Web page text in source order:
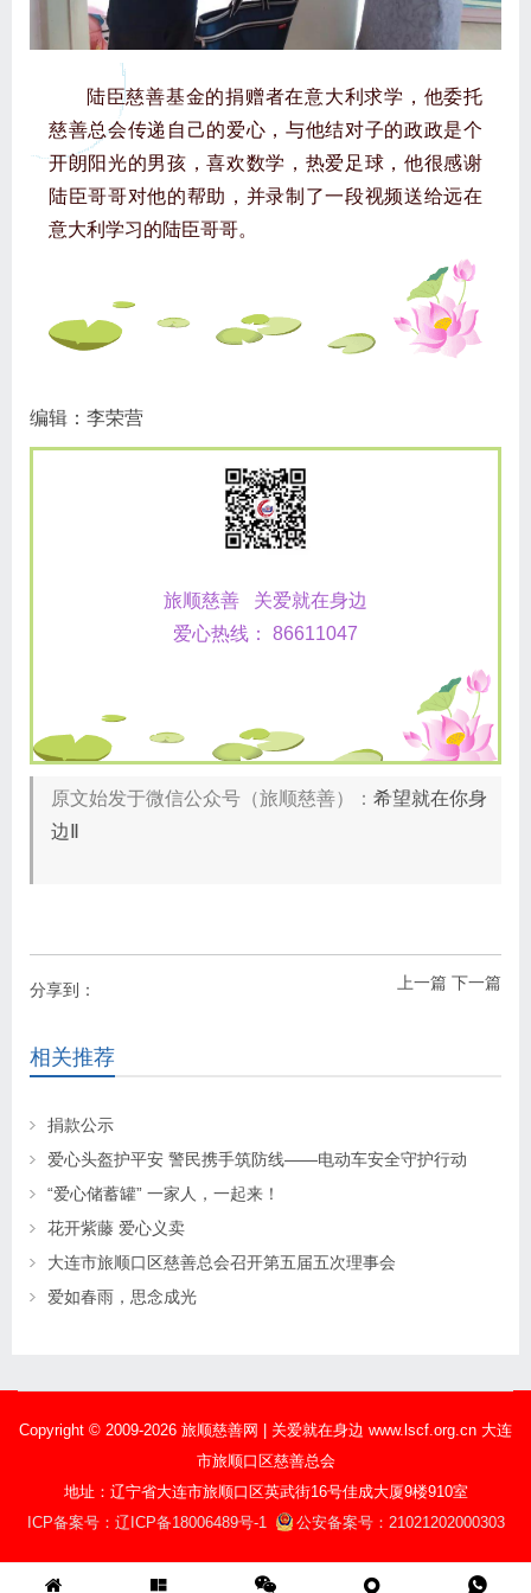
陆臣慈善基金的捐赠者在意大利求学，他委托
慈善总会传递自己的爱心，与他结对子的政政是个
开朗阳光的男孩，喜欢数学，热爱足球，他很感谢
陆臣哥哥对他的帮助，并录制了一段视频送给远在
意大利学习的陆臣哥哥。
编辑：李荣营
旅顺慈善 关爱就在身边
爱心热线： 86611047
原文始发于微信公众号（旅顺慈善）： 希望就在你身
边Ⅱ
上一篇 下一篇
分享到：
相关推荐
捐款公示
爱心头盔护平安 警民携手筑防线——电动车安全守护行动
“爱心储蓄罐” 一家人，一起来！
花开紫藤 爱心义卖
大连市旅顺口区慈善总会召开第五届五次理事会
爱如春雨，思念成光
Copyright © 2009-2026 旅顺慈善网 | 关爱就在身边 www.lscf.org.cn 大连
市旅顺口区慈善总会
地址：辽宁省大连市旅顺口区英武街16号佳成大厦9楼910室
ICP备案号：辽ICP备18006489号-1
公安备案号：21021202000303